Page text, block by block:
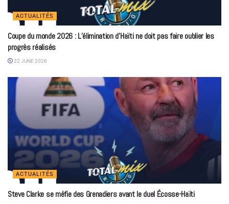
ACTUALITÉS
Coupe du monde 2026 : L’élimination d’Haïti ne doit pas faire oublier les
progrès réalisés
22 JUNE 2026
ACTUALITÉS
Steve Clarke se méfie des Grenadiers avant le duel Écosse-Haïti